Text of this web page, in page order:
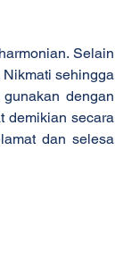
Selain
sehingga
dengan
demikian secara
dan selesa